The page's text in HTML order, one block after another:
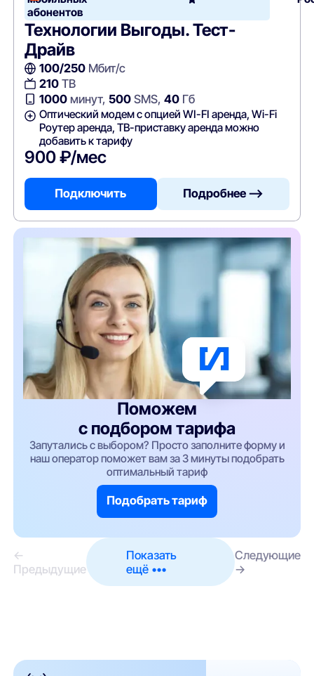
абонентов
Технологии Выгоды. Тест-
Драйв
100/250Мбит/с
210ТВ
1000минут, 500SMS, 40Гб
Оптический модем с опцией WI-FI аренда, Wi-Fi
Роутер аренда, ТВ-приставку аренда можно
добавить к тарифу
900 ₽/мес
Подключить Подробнее —>
Поможем
с подбором тарифа
Запутались с выбором? Просто заполните форму и
наш оператор поможет вам за 3 минуты подобрать
оптимальный тариф
Подобрать тариф
←
Предыдущие
Показать
ещё •••
Следующие
→